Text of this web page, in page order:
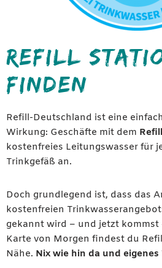
REFILL
FINDEN
Refill-Deutschland ist eine
Wirkung: Geschäfte mit dem
kostenfreies Leitungswasser für
Trinkgefäß an.
Doch grundlegend ist, dass das
kostenfreien
gekannt wird – und jetzt kommst
Karte von Morgen findest du
Nähe. Nix wie hin da und